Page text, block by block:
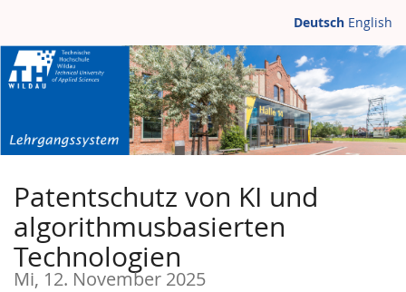
Inhalt
springen
Deutsch English
Patentschutz von KI und
algorithmusbasierten
Technologien
Mi, 12. November 2025